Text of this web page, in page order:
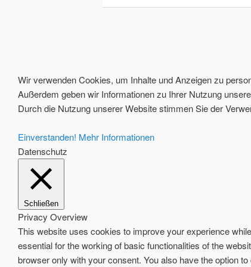
Wir verwenden Cookies, um Inhalte und Anzeigen zu
Außerdem geben wir Informationen zu Ihrer Nutzung
Durch die Nutzung unserer Website stimmen Sie der
Einverstanden! Mehr Informationen
Datenschutz
Schließen
Privacy Overview
This website uses cookies to improve your experience
essential for the working of basic functionalities of the
browser only with your consent. You also have the option